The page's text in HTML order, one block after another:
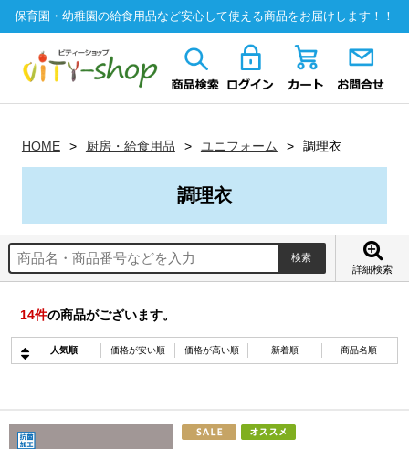
保育園・幼稚園の給食用品など安心して使える商品をお届けします！！
HOME 厨房・給食用品 ユニフォーム 調理衣
調理衣
詳細検索
14件の商品がございます。
人気順 価格が安い順 価格が高い順 新着順 商品名順